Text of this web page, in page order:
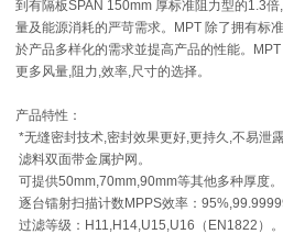
到有隔板SPAN 150mm 厚标准阻力型的1.3
量及能源消耗的严苛需求。MPT 除了拥有标
於产品多样化的需求並提高产品的性能。
更多风量,阻力,效率,尺寸的选择。
产品特性：
*无缝密封技术,密封效果更好,更持久,不易泄露
滤料双面带金属护网。
可提供50mm,70mm,90mm等其他多种厚度。
逐台镭射扫描计数MPPS效率：
过滤等级：H11,H14,U15,U16（EN1822）。